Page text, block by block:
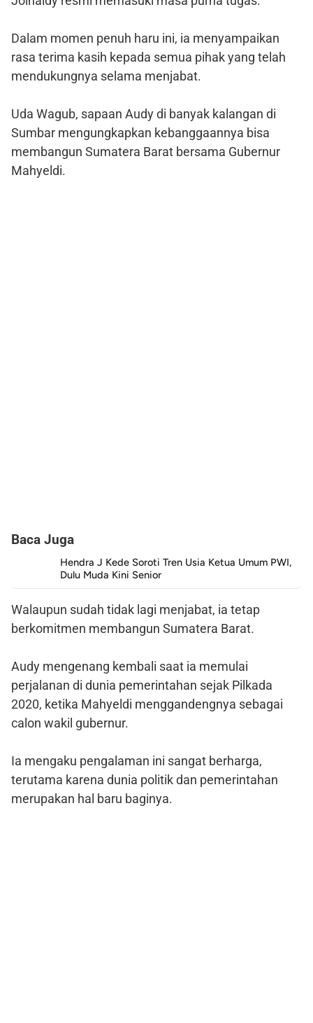
Dalam momen penuh haru ini, ia menyampaikan
rasa terima kasih kepada semua pihak yang telah
mendukungnya selama menjabat.
Uda Wagub, sapaan Audy di banyak kalangan di
Sumbar mengungkapkan kebanggaannya bisa
membangun Sumatera Barat bersama Gubernur
Mahyeldi.
Baca Juga
Hendra J Kede Soroti Tren Usia Ketua Umum PWI,
Dulu Muda Kini Senior
Walaupun sudah tidak lagi menjabat, ia tetap
berkomitmen membangun Sumatera Barat.
Audy mengenang kembali saat ia memulai
perjalanan di dunia pemerintahan sejak Pilkada
2020, ketika Mahyeldi menggandengnya sebagai
calon wakil gubernur.
Ia mengaku pengalaman ini sangat berharga,
terutama karena dunia politik dan pemerintahan
merupakan hal baru baginya.